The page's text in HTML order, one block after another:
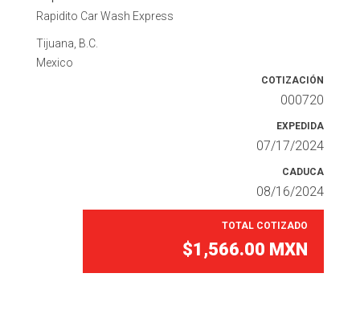
Rapidito Car Wash Express
Tijuana, B.C.
Mexico
COTIZACIÓN
000720
EXPEDIDA
07/17/2024
CADUCA
08/16/2024
TOTAL COTIZADO
$1,566.00 MXN